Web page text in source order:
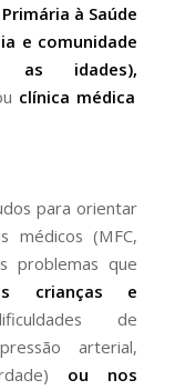
à Saúde
e comunidade
as idades),
clínica médica
para orientar
médicos (MFC,
problemas que
crianças e
de
arterial,
ou nos